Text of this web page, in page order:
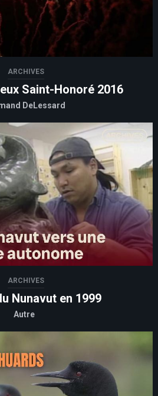
ARCHIVES
Saint-Honoré 2016
DeLessard
ARCHIVES
Nunavut en 1999
Autre